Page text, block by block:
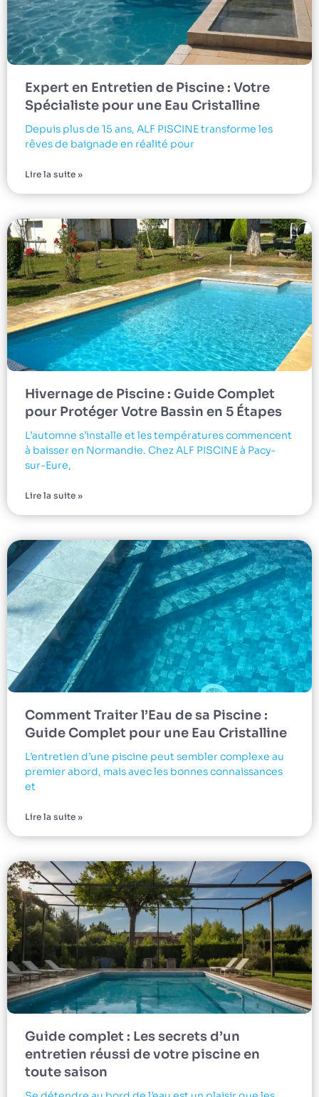
Expert en Entretien de Piscine : Votre
Spécialiste pour une Eau Cristalline
Depuis plus de 15 ans, ALF PISCINE transforme les
rêves de baignade en réalité pour
Lire la suite »
Hivernage de Piscine : Guide Complet
pour Protéger Votre Bassin en 5 Étapes
L’automne s’installe et les températures commencent
à baisser en Normandie. Chez ALF PISCINE à Pacy-
sur-Eure,
Lire la suite »
Comment Traiter l’Eau de sa Piscine :
Guide Complet pour une Eau Cristalline
L’entretien d’une piscine peut sembler complexe au
premier abord, mais avec les bonnes connaissances
et
Lire la suite »
Guide complet : Les secrets d’un
entretien réussi de votre piscine en
toute saison